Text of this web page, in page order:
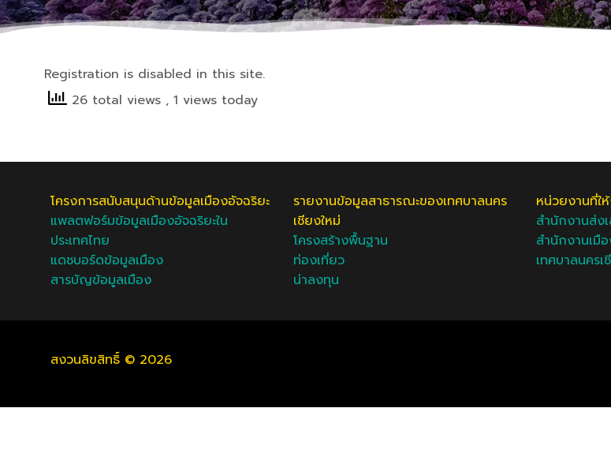
Registration is disabled in this site.
26 total views , 1 views today
โครงการสนับสนุนด้านข้อมูลเมืองอัจฉริยะ
แพลตฟอร์มข้อมูลเมืองอัจฉริยะใน
ประเทศไทย
แดชบอร์ดข้อมูลเมือง
สารบัญข้อมูลเมือง
รายงานข้อมูลสาธารณะของเทศบาลนคร
เชียงใหม่
โครงสร้างพื้นฐาน
ท่องเที่ยว
น่าลงทุน
หน่วยงานที่ใ
สำนักงานส่ง
สำนักงานเมือ
เทศบาลนครเ
สงวนลิขสิทธิ์ © 2026